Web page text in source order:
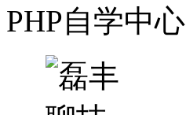
PHP自学中心